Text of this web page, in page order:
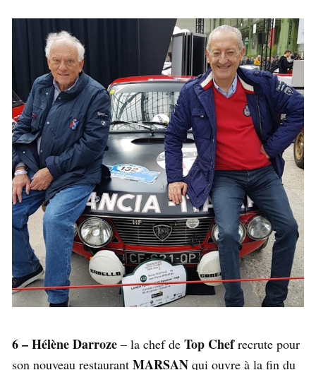
6 – Hélène Darroze – la chef de Top Chefrecrute pour
son nouveau restaurant MARSAN qui ouvre à la fin du